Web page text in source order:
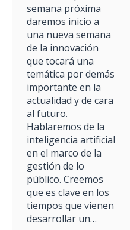
semana próxima
daremos inicio a
una nueva semana
de la innovación
que tocará una
temática por demás
importante en la
actualidad y de cara
al futuro.
Hablaremos de la
inteligencia artificial
en el marco de la
gestión de lo
público. Creemos
que es clave en los
tiempos que vienen
desarrollar un…